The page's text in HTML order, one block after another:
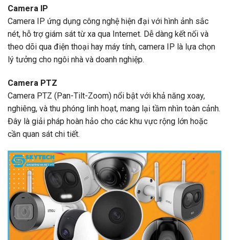
Camera IP
Camera IP ứng dụng công nghệ hiện đại với hình ảnh sắc
nét, hỗ trợ giám sát từ xa qua Internet. Dễ dàng kết nối và
theo dõi qua điện thoại hay máy tính, camera IP là lựa chọn
lý tưởng cho ngôi nhà và doanh nghiệp.
Camera PTZ
Camera PTZ (Pan-Tilt-Zoom) nổi bật với khả năng xoay,
nghiêng, và thu phóng linh hoạt, mang lại tầm nhìn toàn cảnh.
Đây là giải pháp hoàn hảo cho các khu vực rộng lớn hoặc
cần quan sát chi tiết.